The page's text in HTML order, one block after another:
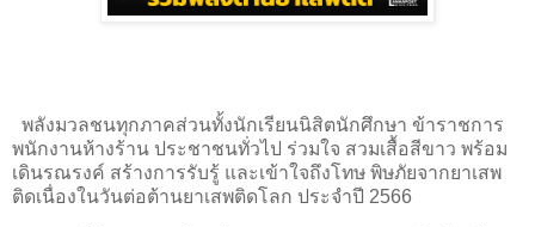
พลังมวลชนทุกภาคส่วนทั้งนักเรียนนิสิตนักศึกษา ข้าราชการ
พนักงานห้างร้าน ประชาชนทั่วไป ร่วมใจ สวมเสื้อสีขาว พร้อม
เดินรณรงค์ สร้างการรับรู้ และเข้าใจถึงโทษ พิษภัยจากยาเสพ
ติดเนื่องในวันต่อต้านยาเสพติดโลก ประจำปี 2566